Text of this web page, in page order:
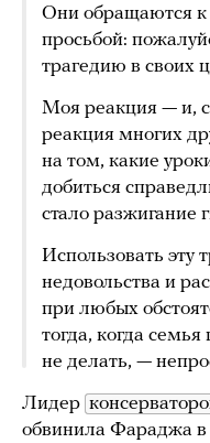
Они обращаются к
просьбой:
трагедию в своих
Моя реакция — и,
реакция многих
на том, какие
добиться
стало разжигание
Использовать эту
недовольства и
при любых
тогда, когда
не делать, —
Лидер
обвинила Фараджа в